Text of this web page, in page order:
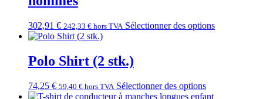
302,91 € 242,33 € hors TVA Sélectionner des options
Polo Shirt (2 stk.)
74,25 € 59,40 € hors TVA Sélectionner des options